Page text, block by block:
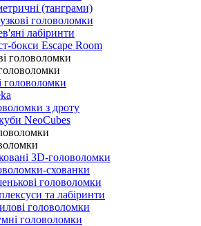
(танграми)
головоломки
лабіринти
бокси Escape Room
головоломки
з дроту
NeoCubes
3D-головоломки
схованки
головоломки
та лабіринти
головоломки
головоломки